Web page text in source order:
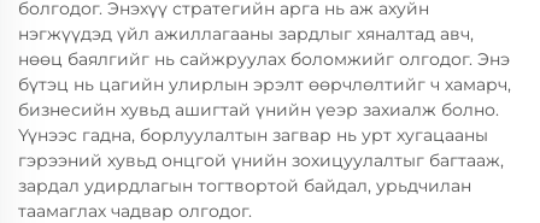
болгодог. Энэхүү стратегийн арга нь аж ахуйн
нэгжүүдэд үйл ажиллагааны зардлыг хяналтад авч,
нөөц баялгийг нь сайжруулах боломжийг олгодог. Энэ
бүтэц нь цагийн улирлын эрэлт өөрчлөлтийг ч хамарч,
бизнесийн хувьд ашигтай үнийн үеэр захиалж болно.
Үүнээс гадна, борлуулалтын загвар нь урт хугацааны
гэрээний хувьд онцгой үнийн зохицуулалтыг багтааж,
зардал удирдлагын тогтвортой байдал, урьдчилан
таамаглах чадвар олгодог.